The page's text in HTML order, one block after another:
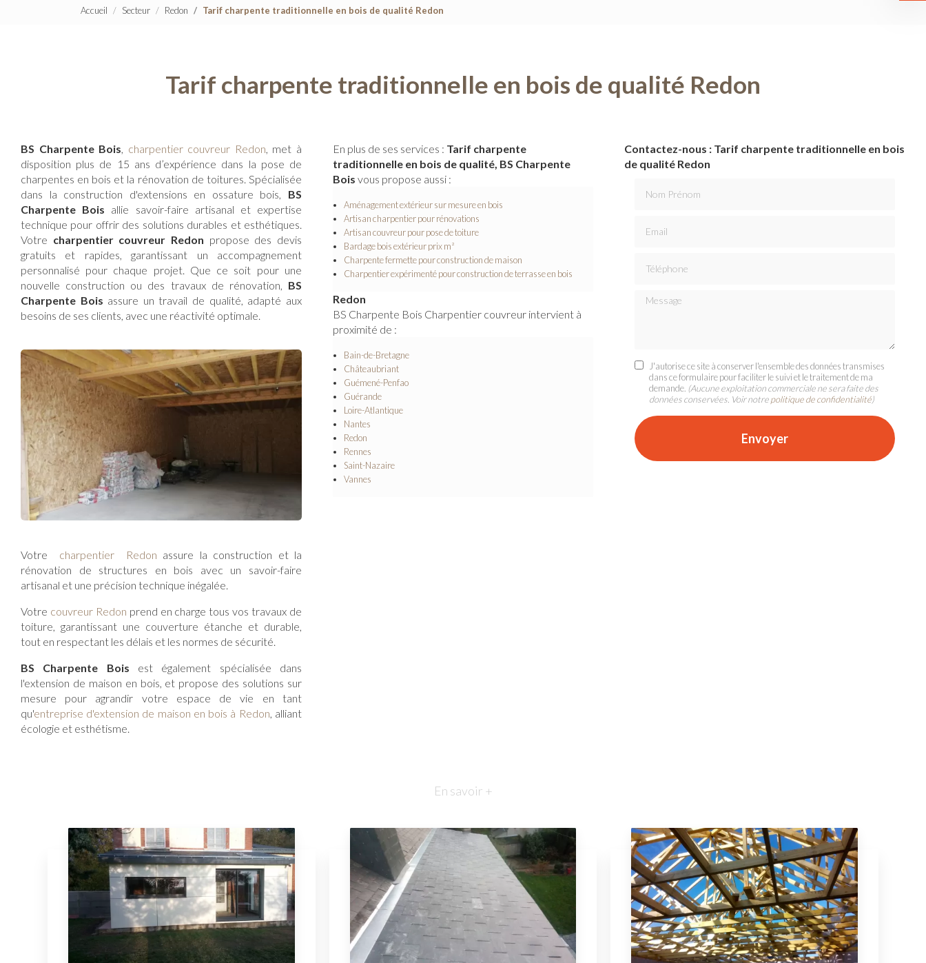
Accueil Secteur Redon Tarif charpente traditionnelle en bois de qualité Redon
Tarif charpente traditionnelle en bois de qualité Redon
BS Charpente Bois, charpentier couvreur Redon, met à
disposition plus de 15 ans d’expérience dans la pose de
charpentes en bois et la rénovation de toitures. Spécialisée
dans la construction d'extensions en ossature bois, BS
Charpente Bois allie savoir-faire artisanal et expertise
technique pour offrir des solutions durables et esthétiques.
Votre charpentier couvreur Redon propose des devis
gratuits et rapides, garantissant un accompagnement
personnalisé pour chaque projet. Que ce soit pour une
nouvelle construction ou des travaux de rénovation, BS
Charpente Bois assure un travail de qualité, adapté aux
besoins de ses clients, avec une réactivité optimale.
Votre charpentier Redon assure la construction et la
rénovation de structures en bois avec un savoir-faire
artisanal et une précision technique inégalée.
Votre couvreur Redon prend en charge tous vos travaux de
toiture, garantissant une couverture étanche et durable,
tout en respectant les délais et les normes de sécurité.
BS Charpente Bois est également spécialisée dans
l'extension de maison en bois, et propose des solutions sur
mesure pour agrandir votre espace de vie en tant
qu'entreprise d'extension de maison en bois à Redon , alliant
écologie et esthétisme.
En plus de ses services : Tarif charpente
traditionnelle en bois de qualité, BS Charpente
Bois vous propose aussi :
Aménagement extérieur sur mesure en bois
Artisan charpentier pour rénovations
Artisan couvreur pour pose de toiture
Bardage bois extérieur prix m²
Charpente fermette pour construction de maison
Charpentier expérimenté pour construction de terrasse en bois
Redon
BS Charpente Bois Charpentier couvreur intervient à
proximité de :
Bain-de-Bretagne
Châteaubriant
Guémené-Penfao
Guérande
Loire-Atlantique
Nantes
Redon
Rennes
Saint-Nazaire
Vannes
Contactez-nous : Tarif charpente traditionnelle en bois
de qualité Redon
Message
J'autorise ce site à conserver l'ensemble des données transmises
dans ce formulaire pour faciliter le suivi et le traitement de ma
demande. (Aucune exploitation commerciale ne sera faite des
données conservées. Voir notrepolitique de confidentialité)
En savoir +